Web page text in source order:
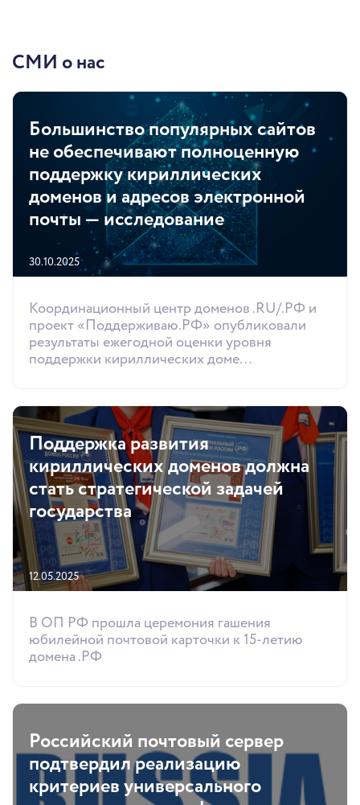
СМИ о нас
Большинство популярных сайтов
не обеспечивают полноценную
поддержку кириллических
доменов и адресов электронной
почты — исследование
30.10.2025
Координационный центр доменов .RU/.РФ и
проект «Поддерживаю.РФ» опубликовали
результаты ежегодной оценки уровня
поддержки кириллических доме...
Поддержка развития
кириллических доменов должна
стать стратегической задачей
государства
12.05.2025
В ОП РФ прошла церемония гашения
юбилейной почтовой карточки к 15-летию
домена .РФ
Российский почтовый сервер
подтвердил реализацию
критериев универсального